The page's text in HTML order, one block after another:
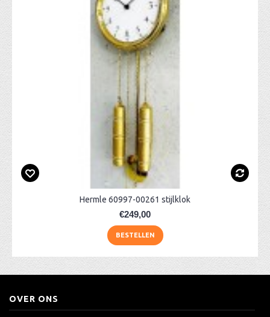
Hermle 60997-00261 stijlklok
€249,00
BESTELLEN
OVER ONS